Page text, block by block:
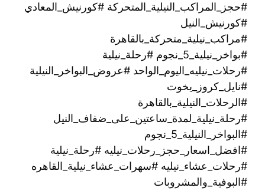
#حجز_المراكب_النيلية_المتحركة #كورنيش_المعادي
#كورنيش_النيل
#مراكب_نيلية_متحركة_بالقاهرة
#بواخر_نيلية_5_نجوم #رحلة_نيلية
#رحلات_نيليه_اليوم_الواحد #عروض_البواخر_النيلية
#نايل_كروز_يخوت
#الرحلات_النيلية_بالقاهرة
#رحلة_نيلية_لمدة_ساعتين_على_ضفاف_النيل
#البواخر_النيلية_5_نجوم
#افضل_اسعار_حجز_رحلات_نيليه #رحلة_نيلية
#رحلات_عشاء_نيليه #سهرات_عشاء_نيلية_القاهره
#البوفية_والمشروبات